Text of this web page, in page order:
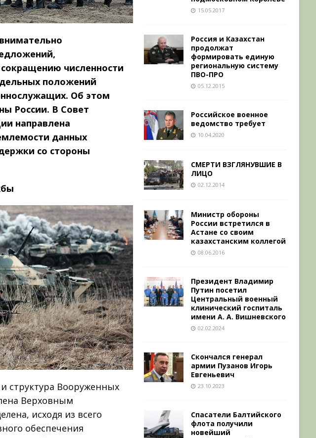
численности
положений
Об этом
России. В Совет
направлена
данных
со стороны
структура Вооруженных
Верховным
исходя из всего
обеспечения
15.05.2017
Россия и Казахстан
продолжат
формировать единую
региональную систему
ПВО-ПРО
05.12.2015
Российское военное
ведомство требует
10.04.2020
СМЕРТИ ВЗГЛЯНУВШИЕ В
ЛИЦО
02.12.2014
Министр обороны
России встретился в
Астане со своим
казахстанским коллегой
08.06.2016
Президент Владимир
Путин посетил
Центральный военный
клинический госпиталь
имени А. А. Вишневского
02.02.2024
Скончался генерал
армии Пузанов Игорь
Евгеньевич
23.10.2023
Спасатели Балтийского
флота получили
новейший